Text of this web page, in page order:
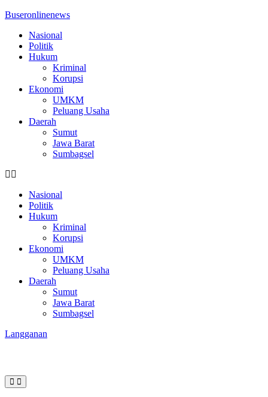
Buseronlinenews
Nasional
Politik
Hukum
Kriminal
Korupsi
Ekonomi
UMKM
Peluang Usaha
Daerah
Sumut
Jawa Barat
Sumbagsel
Nasional
Politik
Hukum
Kriminal
Korupsi
Ekonomi
UMKM
Peluang Usaha
Daerah
Sumut
Jawa Barat
Sumbagsel
Langganan